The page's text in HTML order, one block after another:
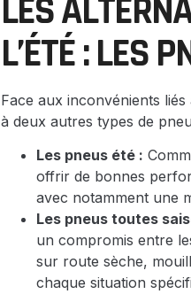
LES
L’ÉTÉ : LES
Face aux inconvénients
à deux autres types de
Les pneus été :
offrir de bonnes
avec notamment une
Les pneus toutes
un compromis entre
sur route sèche,
chaque situation